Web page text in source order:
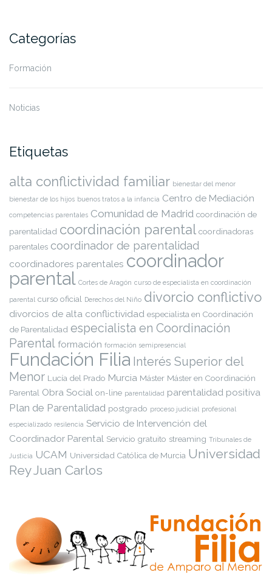
Categorías
Formación
Noticias
Etiquetas
alta conflictividad familiar bienestar del menor
bienestar de los hijos buenos tratos a la infancia Centro de Mediación
competencias parentales Comunidad de Madrid coordinación de
parentalidad coordinación parental coordinadoras
parentales coordinador de parentalidad
coordinadores parentales coordinador
parental Cortes de Aragón curso de especialista en coordinación
parental curso oficial Derechos del Niño divorcio conflictivo
divorcios de alta conflictividad especialista en Coordinación
de Parentalidad especialista en Coordinación
Parental formación formación semipresencial
Fundación Filia Interés Superior del
Menor Lucía del Prado Murcia Máster Máster en Coordinación
Parental Obra Social on-line parentalidad parentalidad positiva
Plan de Parentalidad postgrado proceso judicial profesional
especializado resilencia Servicio de Intervención del
Coordinador Parental Servicio gratuito streaming Tribunales de
Justicia UCAM Universidad Católica de Murcia Universidad
Rey Juan Carlos